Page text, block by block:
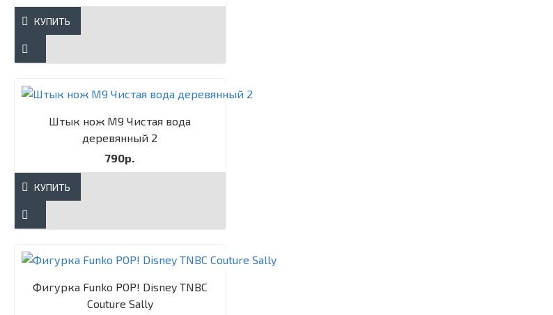
КУПИТЬ
Штык нож М9 Чистая вода
деревянный 2
790р.
КУПИТЬ
Фигурка Funko POP! Disney TNBC
Couture Sally​